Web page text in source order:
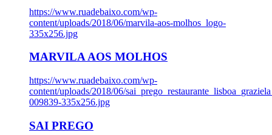
https://www.ruadebaixo.com/wp-
content/uploads/2018/06/marvila-aos-molhos_logo-
335x256.jpg
MARVILA AOS MOLHOS
https://www.ruadebaixo.com/wp-
content/uploads/2018/06/
009839-335x256.jpg
SAI PREGO